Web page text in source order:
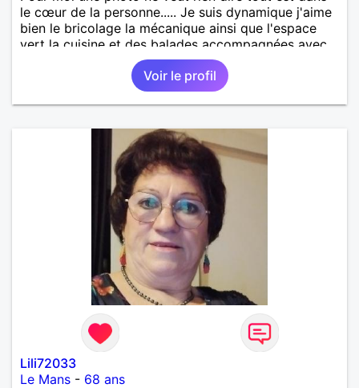
le cœur de la personne..... Je suis dynamique j'aime
bien le bricolage la mécanique ainsi que l'espace
vert la cuisine et des balades accompagnées avec
Voir le profil
Lili72033
Le Mans - 68 ans